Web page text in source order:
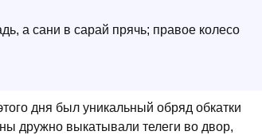
а сани в сарай прячь; правое колесо
дня был уникальный обряд обкатки
дружно выкатывали телеги во двор,